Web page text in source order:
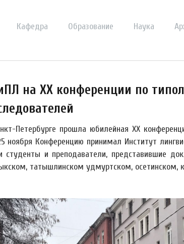
Кафедра Образование Наука
на XX конференции по
Петербурге прошла юбилейная XX
ноября Конференцию принимал Институт
студенты и преподаватели, представившие
татышлинском удмуртском, осетинском,